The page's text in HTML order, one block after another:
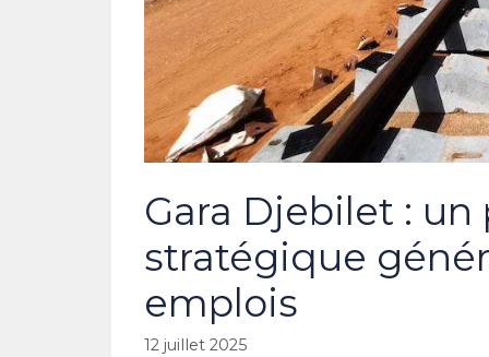
Gara Djebilet :
stratégique
emplois
12 juillet 2025